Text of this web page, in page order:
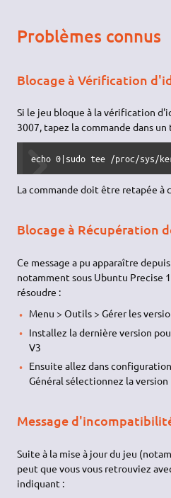
Problèmes connus
Blocage à Vérification
Si le jeu bloque à la vérification
3007, tapez la commande dans
echo 0|sudo tee /proc/sys/
La commande doit être retapée à
Blocage à Récupération
Ce message a pu apparaître
notamment sous Ubuntu Precise
résoudre :
Menu > Outils > Gérer les
Installez la dernière version
V3
Ensuite allez dans
Général sélectionnez la version
Message
Suite à la mise à jour du jeu
peut que vous vous retrouviez
indiquant :